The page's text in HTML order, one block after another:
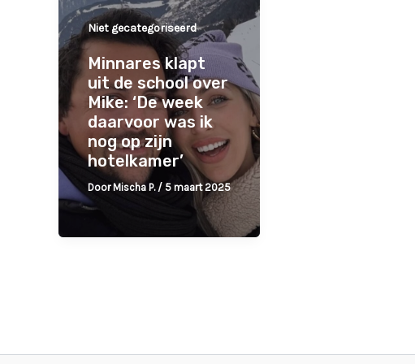
Niet gecategoriseerd
Minnares klapt
uit de school over
Mike: ‘De week
daarvoor was ik
nog op zijn
hotelkamer’
Door Mischa P. / 5 maart 2025